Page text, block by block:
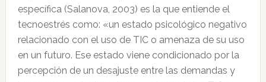
específica (Salanova, 2003) es la que entiende el
tecnoestrés como: «un estado psicológico negativo
relacionado con el uso de TIC o amenaza de su uso
en un futuro. Ese estado viene condicionado por la
percepción de un desajuste entre las demandas y